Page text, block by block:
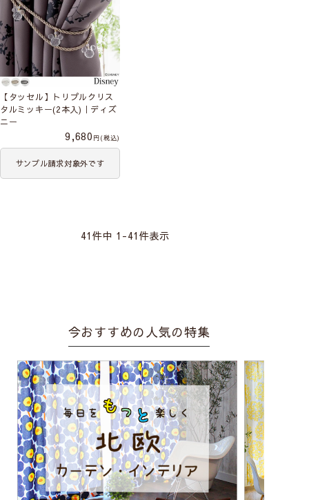
【タッセル】トリプルクリス
タルミッキー(2本入)｜ディズ
ニー
9,680 税込
サンプル請求対象外です
41件中 1 -41件表示
今おすすめの人気の特集